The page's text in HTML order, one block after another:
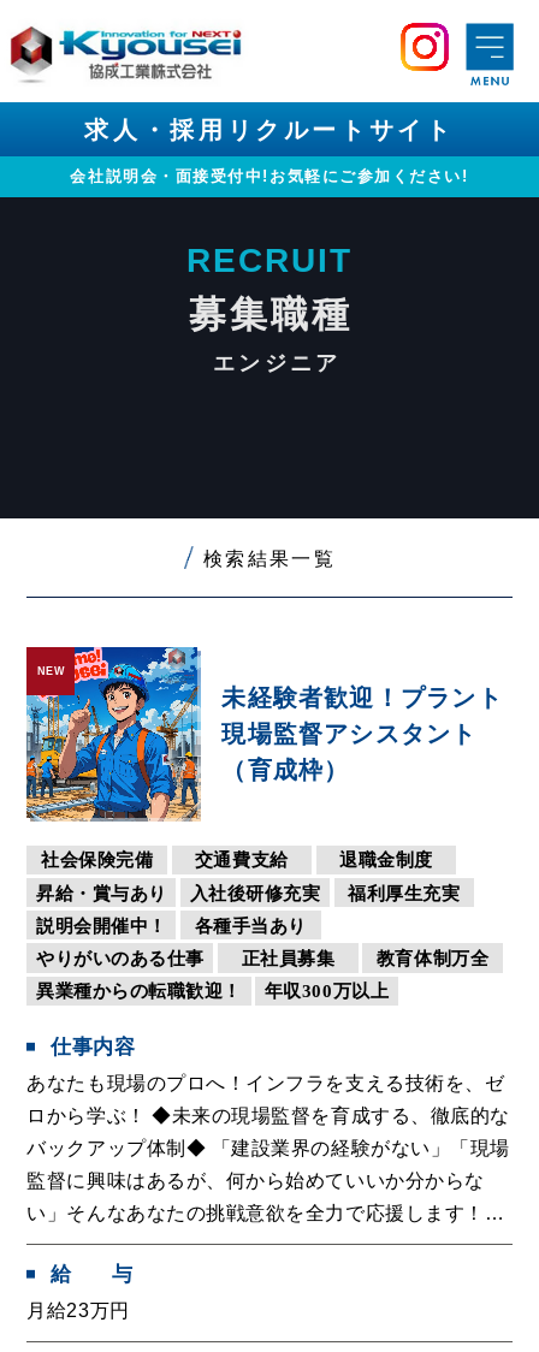
求人・採用リクルートサイト
会社説明会・面接受付中!お気軽にご参加ください!
RECRUIT
募集職種
エンジニア
検索結果一覧
NEW
未経験者歓迎！プラント
現場監督アシスタント
（育成枠）
社会保険完備 交通費支給
退職金制度
昇給・賞与あり
入社後研修充実
福利厚生充実
説明会開催中！
各種手当あり
やりがいのある仕事
正社員募集
教育体制万全
異業種からの転職歓迎！
年収300万以上
仕事内容
あなたも現場のプロへ！インフラを支える技術を、ゼ
ロから学ぶ！ ◆未来の現場監督を育成する、徹底的な
バックアップ体制◆ 「建設業界の経験がない」「現場
監督に興味はあるが、何から始めていいか分からな
い」そんなあなたの挑戦意欲を全力で応援します！…
給与
月給23万円